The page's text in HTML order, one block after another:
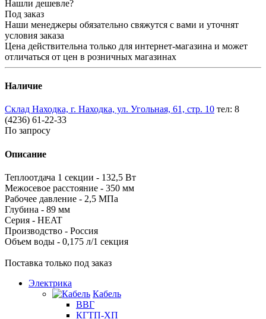
Нашли дешевле?
Под заказ
Наши менеджеры обязательно свяжутся с вами и уточнят
условия заказа
Цена действительна только для интернет-магазина и может
отличаться от цен в розничных магазинах
Наличие
Склад Находка, г. Находка, ул. Угольная, 61, стр. 10 тел: 8
(4236) 61-22-33
По запросу
Описание
Теплоотдача 1 секции - 132,5 Вт
Межосевое расстояние - 350 мм
Рабочее давление - 2,5 МПа
Глубина - 89 мм
Серия - HEAT
Производство - Россия
Объем воды - 0,175 л/1 секция
Поставка только под заказ
Электрика
Кабель
ВВГ
КГТП-ХП